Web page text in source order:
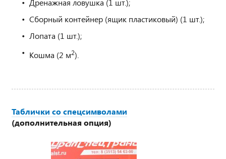
Дренажная ловушка (1 шт.);
Сборный контейнер (ящик пластиковый) (1 шт.);
Лопата (1 шт.);
Кошма (2 м2).
Таблички со спецсимволами
(дополнительная опция)